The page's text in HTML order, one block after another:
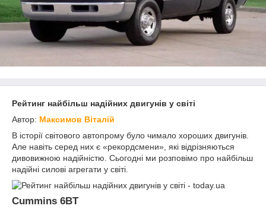
Рейтинг найбільш надійних двигунів у світі
Автор: Максимов Віталій
В історії світового автопрому було чимало хороших двигунів.
Але навіть серед них є «рекордсмени», які відрізняються
дивовижною надійністю. Сьогодні ми розповімо про найбільш
надійні силові агрегати у світі.
Cummins 6BT